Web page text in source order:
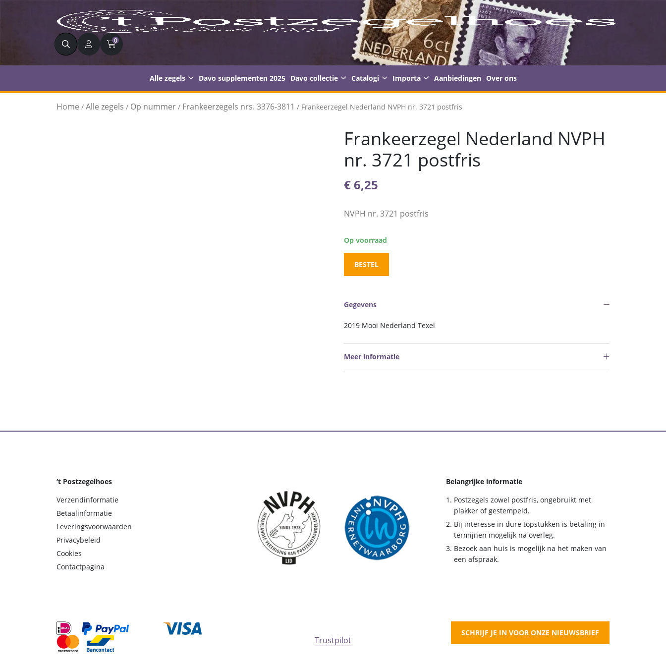
Zoeken 0
Alle zegels Davo supplementen 2025 Davo collectie Catalogi Importa Aanbiedingen Over ons
Home / Alle zegels / Op nummer / Frankeerzegels nrs. 3376-3811 / Frankeerzegel Nederland NVPH nr. 3721 postfris
Frankeerzegel Nederland NVPH
nr. 3721 postfris
€6,25
NVPH nr. 3721 postfris
Op voorraad
BESTEL
Gegevens
2019 Mooi Nederland Texel
Meer informatie
‘t Postzegelhoes
Verzendinformatie
Betaalinformatie
Leveringsvoorwaarden
Privacybeleid
Cookies
Contactpagina
Belangrijke informatie
Postzegels zowel postfris, ongebruikt met
plakker of gestempeld.
Bij interesse in dure topstukken is betaling in
termijnen mogelijk na overleg.
Bezoek aan huis is mogelijk na het maken van
een afspraak.
Trustpilot
SCHRIJF JE IN VOOR ONZE NIEUWSBRIEF